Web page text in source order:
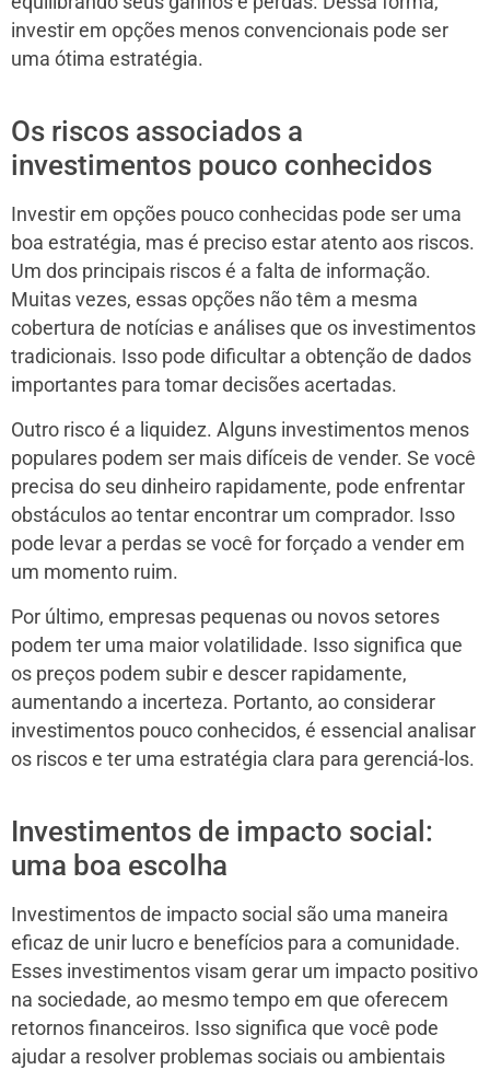
investir em opções menos convencionais pode ser
uma ótima estratégia.
Os riscos associados a
investimentos pouco conhecidos
Investir em opções pouco conhecidas pode ser uma
boa estratégia, mas é preciso estar atento aos riscos.
Um dos principais riscos é a falta de informação.
Muitas vezes, essas opções não têm a mesma
cobertura de notícias e análises que os investimentos
tradicionais. Isso pode dificultar a obtenção de dados
importantes para tomar decisões acertadas.
Outro risco é a liquidez. Alguns investimentos menos
populares podem ser mais difíceis de vender. Se você
precisa do seu dinheiro rapidamente, pode enfrentar
obstáculos ao tentar encontrar um comprador. Isso
pode levar a perdas se você for forçado a vender em
um momento ruim.
Por último, empresas pequenas ou novos setores
podem ter uma maior volatilidade. Isso significa que
os preços podem subir e descer rapidamente,
aumentando a incerteza. Portanto, ao considerar
investimentos pouco conhecidos, é essencial analisar
os riscos e ter uma estratégia clara para gerenciá-los.
Investimentos de impacto social:
uma boa escolha
Investimentos de impacto social são uma maneira
eficaz de unir lucro e benefícios para a comunidade.
Esses investimentos visam gerar um impacto positivo
na sociedade, ao mesmo tempo em que oferecem
retornos financeiros. Isso significa que você pode
ajudar a resolver problemas sociais ou ambientais